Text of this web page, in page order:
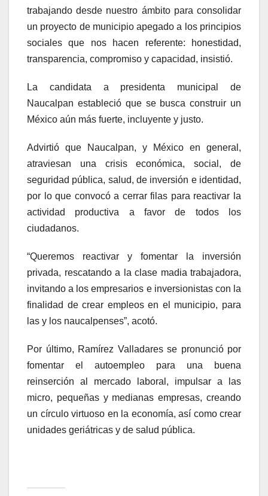
trabajando desde nuestro ámbito para consolidar
un proyecto de municipio apegado a los principios
sociales que nos hacen referente: honestidad,
transparencia, compromiso y capacidad, insistió.
La candidata a presidenta municipal de
Naucalpan estableció que se busca construir un
México aún más fuerte, incluyente y justo.
Advirtió que Naucalpan, y México en general,
atraviesan una crisis económica, social, de
seguridad pública, salud, de inversión e identidad,
por lo que convocó a cerrar filas para reactivar la
actividad productiva a favor de todos los
ciudadanos.
“Queremos reactivar y fomentar la inversión
privada, rescatando a la clase madia trabajadora,
invitando a los empresarios e inversionistas con la
finalidad de crear empleos en el municipio, para
las y los naucalpenses”, acotó.
Por último, Ramírez Valladares se pronunció por
fomentar el autoempleo para una buena
reinserción al mercado laboral, impulsar a las
micro, pequeñas y medianas empresas, creando
un círculo virtuoso en la economía, así como crear
unidades geriátricas y de salud pública.